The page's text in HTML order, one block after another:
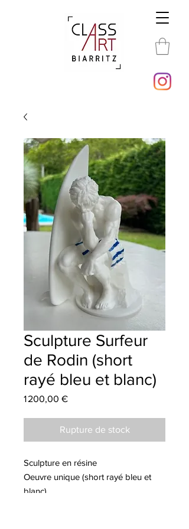
Sculpture Surfeur
de Rodin (short
rayé bleu et blanc)
1 200,00 €Prix
Rupture de stock
Sculpture en résine
Oeuvre unique (short rayé bleu et
blanc)